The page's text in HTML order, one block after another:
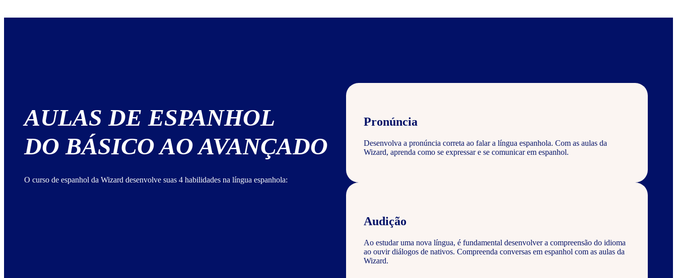
AULAS DE ESPANHOL
DO BÁSICO AO AVANÇADO
O curso de espanhol da Wizard desenvolve suas 4 habilidades na língua espanhola:
Pronúncia
Desenvolva a pronúncia correta ao falar a língua espanhola. Com as aulas da
Wizard, aprenda como se expressar e se comunicar em espanhol.
Audição
Ao estudar uma nova língua, é fundamental desenvolver a compreensão do idioma
ao ouvir diálogos de nativos. Compreenda conversas em espanhol com as aulas da
Wizard.